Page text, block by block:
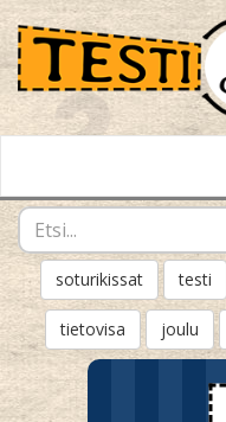
soturikissat testi
tietovisa joulu